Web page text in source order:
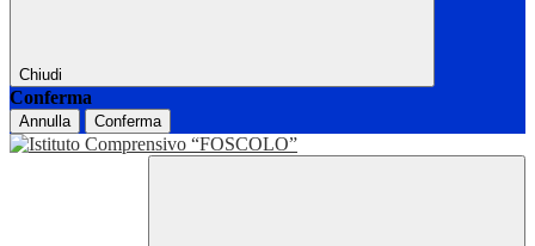
Chiudi
Conferma
Annulla Conferma